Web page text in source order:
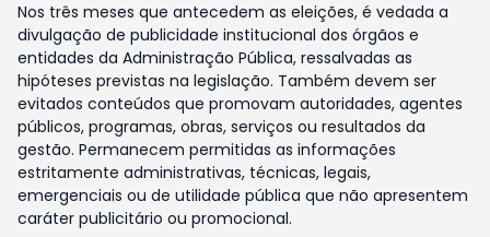
Nos três meses que antecedem as eleições, é vedada a
divulgação de publicidade institucional dos órgãos e
entidades da Administração Pública, ressalvadas as
hipóteses previstas na legislação. Também devem ser
evitados conteúdos que promovam autoridades, agentes
públicos, programas, obras, serviços ou resultados da
gestão. Permanecem permitidas as informações
estritamente administrativas, técnicas, legais,
emergenciais ou de utilidade pública que não apresentem
caráter publicitário ou promocional.